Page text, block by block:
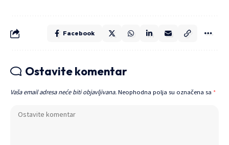
Facebook
Ostavite komentar
Vaša email adresa neće biti objavljivana. Neophodna polja su označena sa *